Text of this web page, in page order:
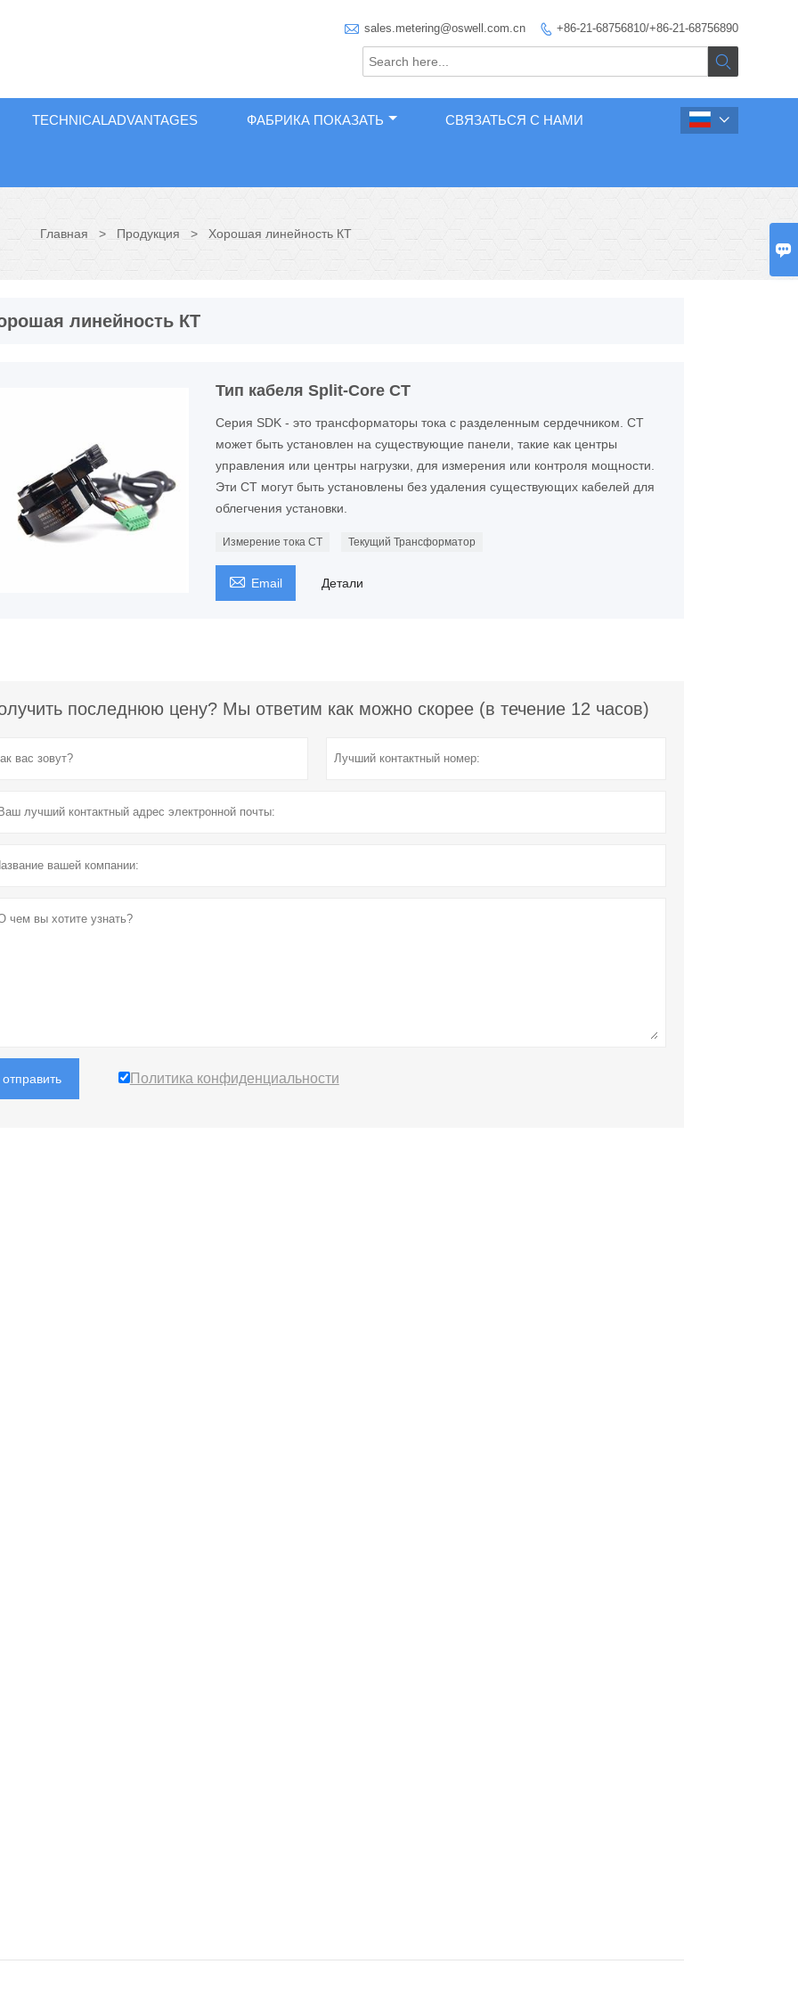

 sales.metering@oswell.com.cn  +86-21-68756810/+86-21-68756890

TECHNICALADVANTAGES ФАБРИКА ПОКАЗАТЬ СВЯЗАТЬСЯ С НАМИ 
Главная > Продукция > Хорошая линейность КТ
линейность КТ
Тип кабеля Split-Core CT
Серия SDK - это трансформаторы тока с разделенным сердечником. CT
может быть установлен на существующие панели, такие как центры
управления или центры нагрузки, для измерения или контроля мощности.
Эти CT могут быть установлены без удаления существующих кабелей для
облегчения установки.
Измерение тока CT Текущий Трансформатор
 Email Детали
последнюю цену? Мы ответим как можно скорее (в течение 12 часов)
отправить Политика конфиденциальности